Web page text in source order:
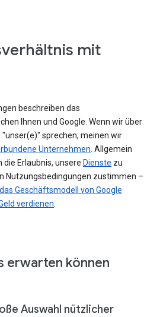
mit
beschreiben das
Ihnen und Google. Wenn wir über
"unser(e)" sprechen, meinen wir
Unternehmen . Allgemein
Erlaubnis, unsere Dienste zu
Nutzungsbedingungen zustimmen –
Geschäftsmodell von Google
verdienen
erwarten können
Auswahl nützlicher